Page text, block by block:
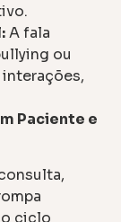
A fala
ou
Paciente e
o ciclo